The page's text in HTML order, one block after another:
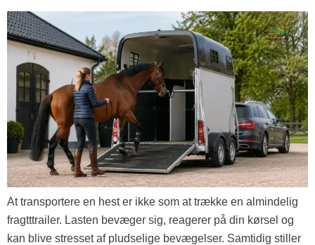
At transportere en hest er ikke som at trække en almindelig
fragtttrailer. Lasten bevæger sig, reagerer på din kørsel og
kan blive stresset af pludselige bevægelser. Samtidig stiller